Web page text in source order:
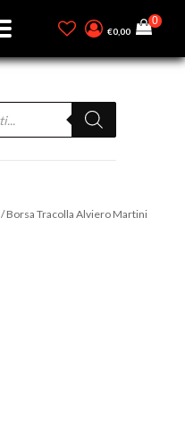
€0,00
/ Borsa Tracolla Alviero Martini